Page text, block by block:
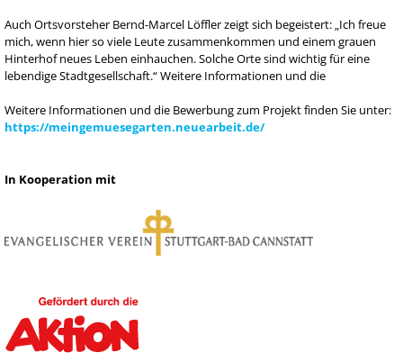
Auch Ortsvorsteher Bernd-Marcel Löffler zeigt sich begeistert: „Ich freue
mich, wenn hier so viele Leute zusammenkommen und einem grauen
Hinterhof neues Leben einhauchen. Solche Orte sind wichtig für eine
lebendige Stadtgesellschaft.“ Weitere Informationen und die
Weitere Informationen und die Bewerbung zum Projekt finden Sie unter:
https://meingemuesegarten.neuearbeit.de/
In Kooperation mit